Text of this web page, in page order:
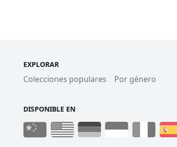
EXPLORAR
Colecciones populares Por género
DISPONIBLE EN